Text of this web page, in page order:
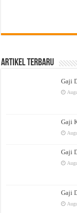
Artikel Terbaru
Gaji
Gaji
Gaji
Gaji